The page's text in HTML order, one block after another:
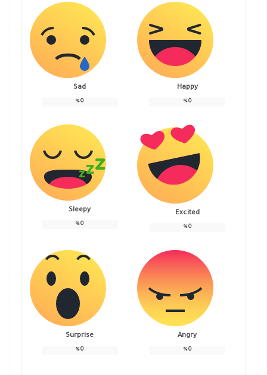
Happy
0
%
Sad
0
%
Excited
0
%
Sleepy
0
%
Angry
0
%
Surprise
0
%